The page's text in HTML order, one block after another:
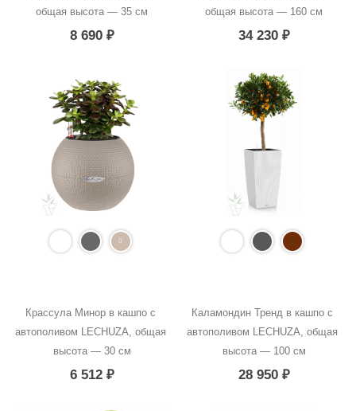
общая высота — 35 см
8 690 ₽
общая высота — 160 см
34 230 ₽
Крассула Минор в кашпо с
автополивом LECHUZA, общая
высота — 30 см
6 512 ₽
Каламондин Тренд в кашпо с
автополивом LECHUZA, общая
высота — 100 см
28 950 ₽